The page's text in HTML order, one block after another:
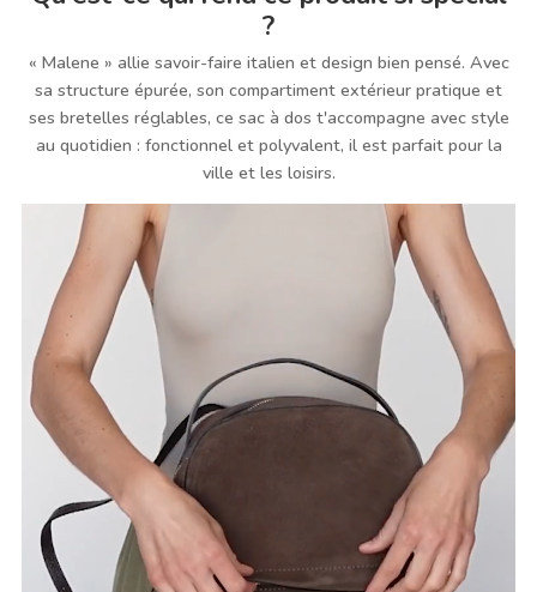
?
« Malene » allie savoir-faire italien et design bien pensé. Avec
sa structure épurée, son compartiment extérieur pratique et
ses bretelles réglables, ce sac à dos t'accompagne avec style
au quotidien : fonctionnel et polyvalent, il est parfait pour la
ville et les loisirs.